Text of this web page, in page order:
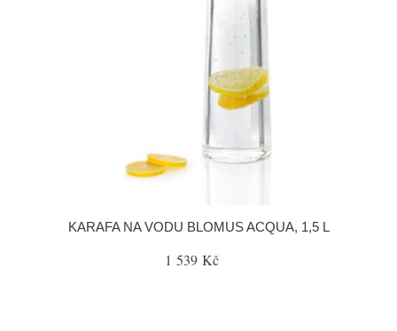
KARAFA NA VODU BLOMUS ACQUA, 1,5 L
1 539 Kč